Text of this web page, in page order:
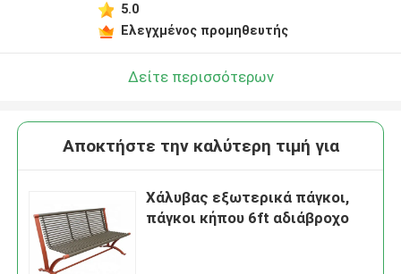
5.0
Ελεγχμένος προμηθευτής
Δείτε περισσότερων
Αποκτήστε την καλύτερη τιμή για
Χάλυβας εξωτερικά πάγκοι,
πάγκοι κήπου 6ft αδιάβροχο